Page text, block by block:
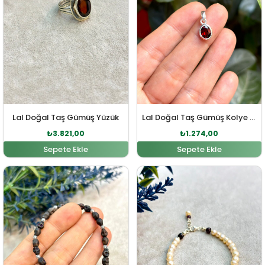
Lal Doğal Taş Gümüş Yüzük
₺3.821,00
Sepete Ekle
Lal Doğal Taş Gümüş Kolye Ucu
₺1.274,00
Sepete Ekle
Orijinal fiyat: ₺934,00.
Şu andaki fiyat: ₺849,00. Orijinal fiyat:Şu andaki